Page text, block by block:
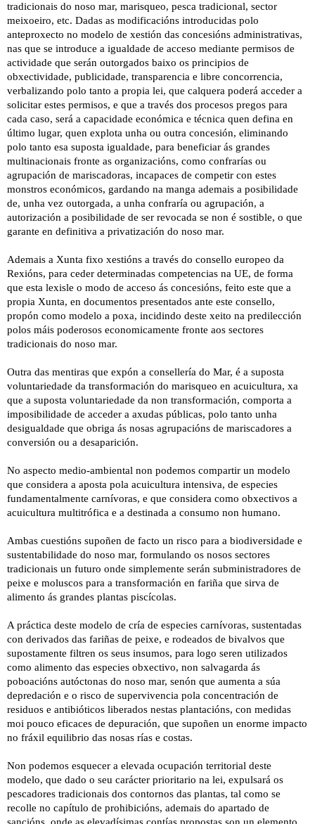
tradicionais do noso mar, marisqueo, pesca tradicional, sector
meixoeiro, etc. Dadas as modificacións introducidas polo
anteproxecto no modelo de xestión das concesións administrativas,
nas que se introduce a igualdade de acceso mediante permisos de
actividade que serán outorgados baixo os principios de
obxectividade, publicidade, transparencia e libre concorrencia,
verbalizando polo tanto a propia lei, que calquera poderá acceder a
solicitar estes permisos, e que a través dos procesos pregos para
cada caso, será a capacidade económica e técnica quen defina en
último lugar, quen explota unha ou outra concesión, eliminando
polo tanto esa suposta igualdade, para beneficiar ás grandes
multinacionais fronte as organizacións, como confrarías ou
agrupación de mariscadoras, incapaces de competir con estes
monstros económicos, gardando na manga ademais a posibilidade
de, unha vez outorgada, a unha confraría ou agrupación, a
autorización a posibilidade de ser revocada se non é sostible, o que
garante en definitiva a privatización do noso mar.
Ademais a Xunta fixo xestións a través do consello europeo da
Rexións, para ceder determinadas competencias na UE, de forma
que esta lexisle o modo de acceso ás concesións, feito este que a
propia Xunta, en documentos presentados ante este consello,
propón como modelo a poxa, incidindo deste xeito na predilección
polos máis poderosos economicamente fronte aos sectores
tradicionais do noso mar.
Outra das mentiras que expón a consellería do Mar, é a suposta
voluntariedade da transformación do marisqueo en acuicultura, xa
que a suposta voluntariedade da non transformación, comporta a
imposibilidade de acceder a axudas públicas, polo tanto unha
desigualdade que obriga ás nosas agrupacións de mariscadores a
conversión ou a desaparición.
No aspecto medio-ambiental non podemos compartir un modelo
que considera a aposta pola acuicultura intensiva, de especies
fundamentalmente carnívoras, e que considera como obxectivos a
acuicultura multitrófica e a destinada a consumo non humano.
Ambas cuestións supoñen de facto un risco para a biodiversidade e
sustentabilidade do noso mar, formulando os nosos sectores
tradicionais un futuro onde simplemente serán subministradores de
peixe e moluscos para a transformación en fariña que sirva de
alimento ás grandes plantas piscícolas.
A práctica deste modelo de cría de especies carnívoras, sustentadas
con derivados das fariñas de peixe, e rodeados de bivalvos que
supostamente filtren os seus insumos, para logo seren utilizados
como alimento das especies obxectivo, non salvagarda ás
poboacións autóctonas do noso mar, senón que aumenta a súa
depredación e o risco de supervivencia pola concentración de
residuos e antibióticos liberados nestas plantacións, con medidas
moi pouco eficaces de depuración, que supoñen un enorme impacto
no fráxil equilibrio das nosas rías e costas.
Non podemos esquecer a elevada ocupación territorial deste
modelo, que dado o seu carácter prioritario na lei, expulsará os
pescadores tradicionais dos contornos das plantas, tal como se
recolle no capítulo de prohibicións, ademais do apartado de